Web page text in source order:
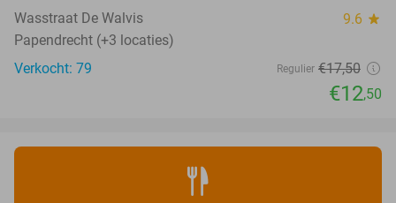
Wasstraat De Walvis 9.6 star
Papendrecht (+3 locaties)
Verkocht: 79
Regulier €17,50
€12,50